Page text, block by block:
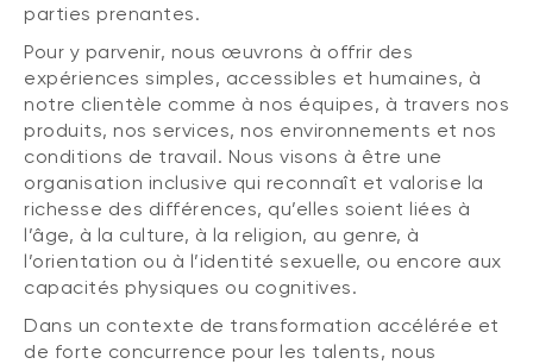
parties prenantes.
Pour y parvenir, nous œuvrons à offrir des
expériences simples, accessibles et humaines, à
notre clientèle comme à nos équipes, à travers nos
produits, nos services, nos environnements et nos
conditions de travail. Nous visons à être une
organisation inclusive qui reconnaît et valorise la
richesse des différences, qu’elles soient liées à
l’âge, à la culture, à la religion, au genre, à
l’orientation ou à l’identité sexuelle, ou encore aux
capacités physiques ou cognitives.
Dans un contexte de transformation accélérée et
de forte concurrence pour les talents, nous